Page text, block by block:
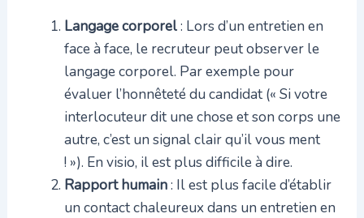
Langage corporel: Lors d’un entretien en
face à face, le recruteur peut observer le
langage corporel. Par exemple pour
évaluer l’honnêteté du candidat (« Si votre
interlocuteur dit une chose et son corps une
autre, c’est un signal clair qu’il vous ment
! »). En visio, il est plus difficile à dire.
Rapport humain: Il est plus facile d’établir
un contact chaleureux dans un entretien en